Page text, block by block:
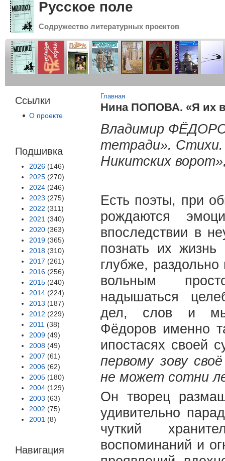
Русское поле
Содружество литературных проектов
Ссылки
О проекте
Подшивка
2026 (146)
2025 (270)
2024 (246)
2023 (275)
2022 (311)
2021 (340)
2020 (363)
2019 (365)
2018 (310)
2017 (261)
2016 (256)
2015 (240)
2014 (224)
2013 (187)
2012 (229)
2011 (38)
2009 (49)
2008 (49)
2007 (61)
2006 (62)
2005 (180)
2004 (129)
2003 (63)
2002 (75)
2001 (8)
Навигация
Вы здесь
Главная
Нина ПОПОВА. «Я их в
Владимир
тетради».
Никитских
Есть поэты, при
рождаются
впоследствии в
познать их
глубже,
вольным
надышаться
дел, слов и
Фёдоров именно
ипостасях своей
первому зову
не может сотни
Он творец
удивительно
чуткий
воспоминаний и